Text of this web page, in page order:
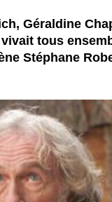
Géraldine
tous
Stéphane